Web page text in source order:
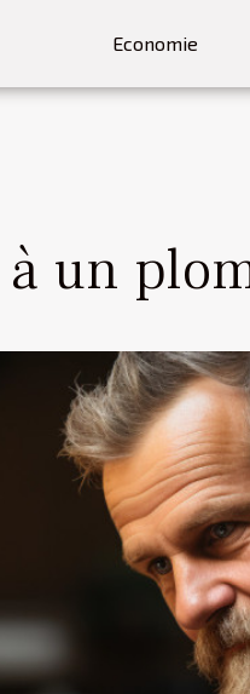
Economie
un